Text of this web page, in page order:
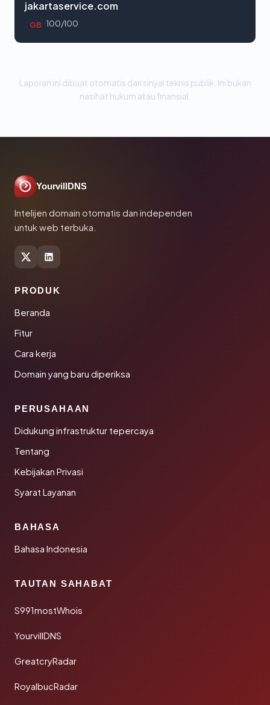
jakartaservice.com
GB 100/100
Laporan ini dibuat otomatis dari sinyal teknis publik. Ini bukan
nasihat hukum atau finansial.
YourvillDNS
Intelijen domain otomatis dan independen
untuk web terbuka.
PRODUK
Beranda
Fitur
Cara kerja
Domain yang baru diperiksa
PERUSAHAAN
Didukung infrastruktur tepercaya
Tentang
Kebijakan Privasi
Syarat Layanan
BAHASA
Bahasa Indonesia
TAUTAN SAHABAT
S991mostWhois
YourvillDNS
GreatcryRadar
RoyalbucRadar